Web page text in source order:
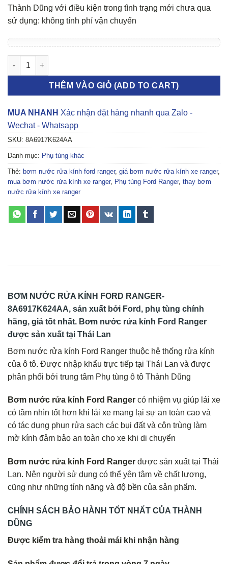
Thành Dũng với điều kiện trong tình trạng mới chưa qua
sử dụng: không tính phí vận chuyển
BƠM NƯỚC RỬA KÍNH FORD RANGER số lượng
THÊM VÀO GIỎ (ADD TO CART)
MUA NHANH Xác nhận đặt hàng nhanh qua Zalo -
Wechat - Whatsapp
SKU: 8A6917K624AA
Danh mục: Phụ tùng khác
Thẻ: bơm nước rửa kính ford ranger, giá bơm nước rửa kính xe ranger,
mua bơm nước rửa kính xe ranger, Phụ tùng Ford Ranger, thay bơm
nước rửa kính xe ranger
BƠM NƯỚC RỬA KÍNH FORD RANGER-
8A6917K624AA, sản xuất bởi Ford, phụ tùng chính
hãng, giá tốt nhất. Bơm nước rửa kính Ford Ranger
được sản xuất tại Thái Lan
Bơm nước rửa kính Ford Ranger thuộc hệ thống rửa kính
của ô tô. Được nhập khẩu trực tiếp tại Thái Lan và được
phân phối bởi trung tâm Phụ tùng ô tô Thành Dũng
Bơm nước rửa kính Ford Ranger có nhiệm vụ giúp lái xe
có tầm nhìn tốt hơn khi lái xe mang lại sự an toàn cao và
có tác dụng phun rửa sạch các bụi đất và côn trùng làm
mờ kính đảm bảo an toàn cho xe khi di chuyển
Bơm nước rửa kính Ford Ranger được sản xuất tại Thái
Lan. Nên người sử dụng có thể yên tâm về chất lượng,
cũng như những tính năng và độ bền của sản phẩm.
CHÍNH SÁCH BẢO HÀNH TỐT NHẤT CỦA THÀNH
DŨNG
Được kiểm tra hàng thoải mái khi nhận hàng